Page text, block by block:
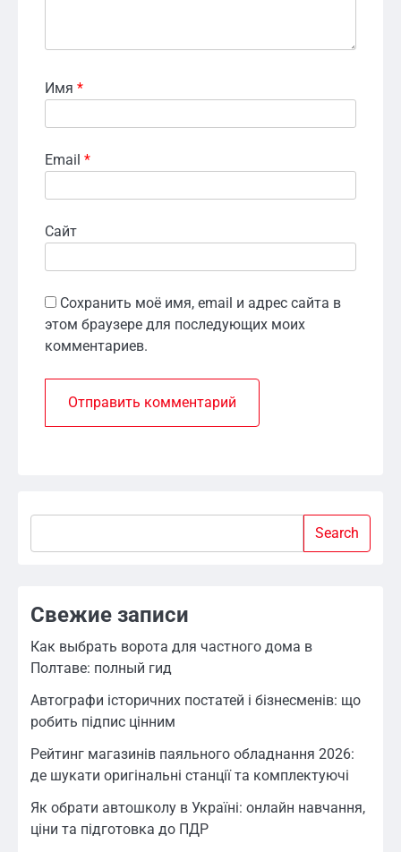
Имя *
Email *
Сайт
Сохранить моё имя, email и адрес сайта в
этом браузере для последующих моих
комментариев.
Search
Свежие записи
Как выбрать ворота для частного дома в
Полтаве: полный гид
Автографи історичних постатей і бізнесменів: що
робить підпис цінним
Рейтинг магазинів паяльного обладнання 2026:
де шукати оригінальні станції та комплектуючі
Як обрати автошколу в Україні: онлайн навчання,
ціни та підготовка до ПДР